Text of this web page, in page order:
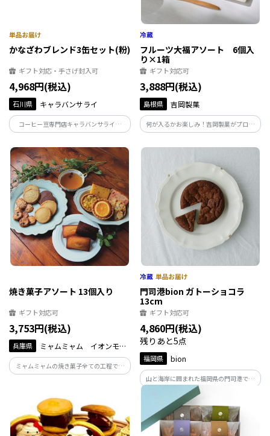
かなざわブレンド3缶セット(粉)
ギフト対応・手さげ封入可
4,968円(税込)
石川県 キャラバンサライ
コーヒー豆専門店キャラバンサライの
KANAZAWAブレンドシリーズを煎りたて
のまま詰めたコーヒーギフト。 風味豊か
な自家焙煎コーヒー豆とともに、金沢の
趣きが香るこだわりのギフトをお届けい
たします。
フルーツ大福アソート 6個入
り×1箱
ギフト対応可
3,888円(税込)
島根県 吉岡製菓
何が入るかお楽しみ！吉岡製菓がプロデ
ュースするフルーツ大福のアソートセッ
ト！ ※フルーツの種類や時期によって、
送日時の指定が必須となりますので、ご
注意ください。
焼き菓子アソート 13個入り
ギフト対応可
3,753円(税込)
兵庫県
ミャムミャム イオンモー
ル伊丹店
ミャムミャムの焼き菓子全ての工程で手
作りにこだわって心を込めて作らせて頂
商品との違いは確かにあると感じて頂け
ると思います。
門司港bion ガトーショコラ
13cm
ギフト対応可
4,860円(税込)
残りあと5点
福岡県 bion
山と海岸に囲まれた福岡県の門司港で、
国産小麦と全粒粉、発酵バターや日本の
おいしい無農薬の素材を使い、ひとつひ
とつ丁寧に、自然な甘さの焼き菓子を香
ばしく焼き上げています。保存料、添加物
不使用です。